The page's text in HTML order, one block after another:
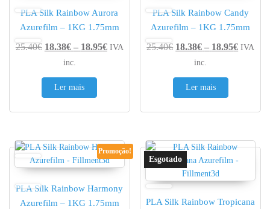
PLA Silk Rainbow Aurora
Azurefilm – 1KG 1.75mm
25.40€ 18.38€ – 18.95€Price range: 18.38€ through 18.95€
IVA
inc.
Ler mais
PLA Silk Rainbow Candy
Azurefilm – 1KG 1.75mm
25.40€ 18.38€ – 18.95€Price
IVA
inc.
Ler mais
Promoção!
PLA Silk Rainbow Harmony
Azurefilm – 1KG 1.75mm
PLA Silk Rainbow Tropicana